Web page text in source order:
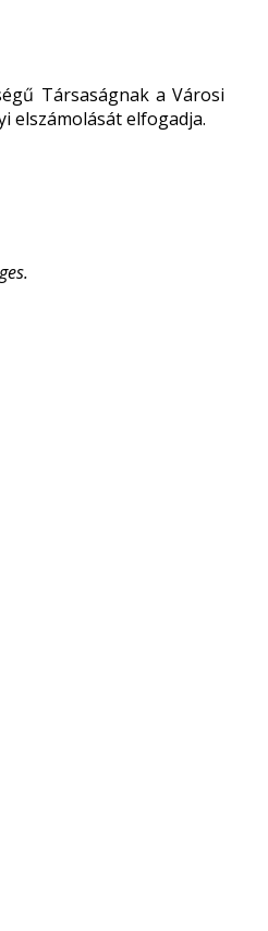
Társaságnak a Városi
elszámolását elfogadja.